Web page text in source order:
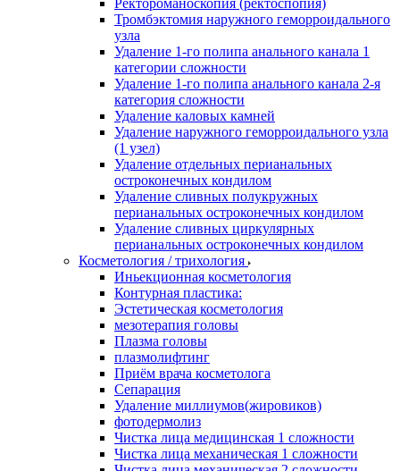
Ректороманоскопия (ректоспопия)
Тромбэктомия наружного геморроидального
узла
Удаление 1-го полипа анального канала 1
категории сложности
Удаление 1-го полипа анального канала 2-я
категория сложности
Удаление каловых камней
Удаление наружного геморроидального узла
(1 узел)
Удаление отдельных перианальных
остроконечных кондилом
Удаление сливных полукружных
перианальных остроконечных кондилом
Удаление сливных циркулярных
перианальных остроконечных кондилом
Косметология / трихология
Иньекционная косметология
Контурная пластика:
Эстетическая косметология
мезотерапия головы
Плазма головы
плазмолифтинг
Приём врача косметолога
Сепарация
Удаление миллиумов(жировиков)
фотодермолиз
Чистка лица медицинская 1 сложности
Чистка лица механическая 1 сложности